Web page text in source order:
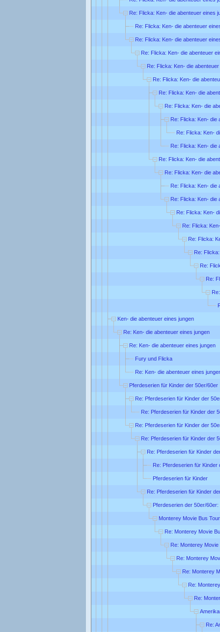
Re: Flicka: Ken- die abenteuer eines
Re: Flicka: Ken- die abenteuer
Re: Flicka: Ken- die abenteuer
Re: Flicka: Ken- die abenteuer
Re: Flicka: Ken- die
Re: Flicka: Ken- die
Re: Flicka: Ken- die
Re: Flicka: Ken- die
Re: Flicka: Ken- die
Re: Flicka: Ken-
Re: Flicka: Ken- die
Re: Flicka: Ken- die
Re: Flicka: Ken- die
Re: Flicka: Ken- die
Re: Flicka: Ken- die
Re: Flicka: Ken-
Re: Flicka:
Re: Flicka:
Re:
Re:
Re:
Ken- die abenteuer eines jungen
Re: Ken- die abenteuer eines jungen
Re: Ken- die abenteuer eines jungen
Fury und Flicka
Re: Ken- die abenteuer eines
Pferdeserien für Kinder der 50er/
Re: Pferdeserien für Kinder der
Re: Pferdeserien für Kinder der
Re: Pferdeserien für Kinder der
Re: Pferdeserien für Kinder der
Re: Pferdeserien für Kinder
Re: Pferdeserien für
Pferdeserien für Kinder
Re: Pferdeserien für Kinder
Pferdeserien der 50er/60er:
Monterey Movie Bus Tour
Re: Monterey Movie
Re: Monterey Movie
Re: Monterey
Re: Monterey
Re:
Re:
Re: